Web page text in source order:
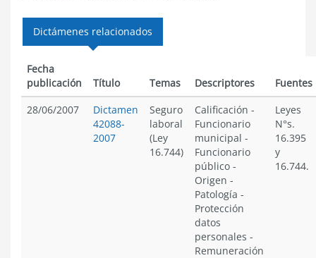
Dictámenes relacionados
Fecha
publicación
Título Temas Descriptores
Fuentes
28/06/2007
Dictamen
42088-
2007
Seguro
laboral
(Ley
16.744)
Calificación -
Funcionario
municipal -
Funcionario
público -
Origen -
Patología -
Protección
datos
personales -
Remuneración
Leyes
N°s.
16.395
y
16.744.